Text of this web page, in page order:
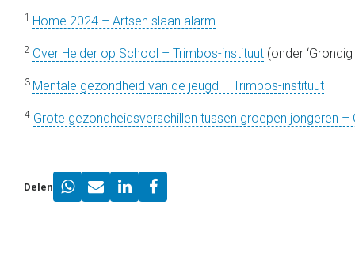
1 Home 2024 – Artsen slaan alarm
2 Over Helder op School – Trimbos-instituut (onder
3 Mentale gezondheid van de jeugd – Trimbos-instituut
4 Grote gezondheidsverschillen tussen groepen jongeren –
Delen